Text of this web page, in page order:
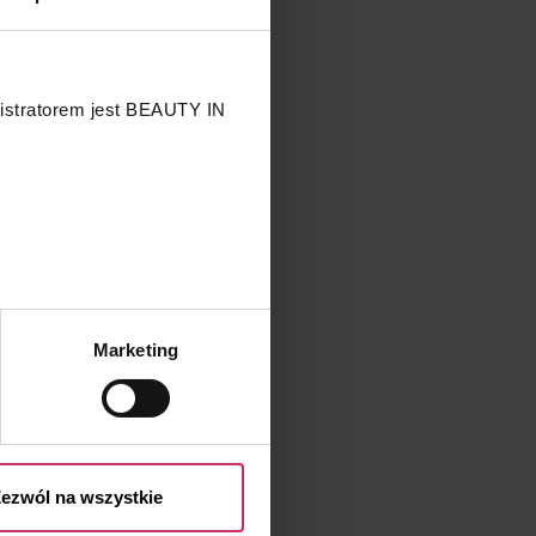
jest BEAUTY IN
Ci prawach
Marketing
na wszystkie